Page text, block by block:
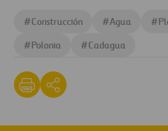
#Construcción #Agua #
#Polonia #Cadagua